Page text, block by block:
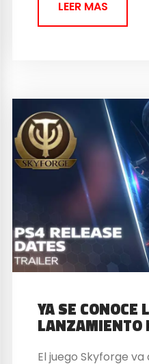
LEER MAS
YA SE CONOCE
LANZAMIENTO
El juego Skyforge va